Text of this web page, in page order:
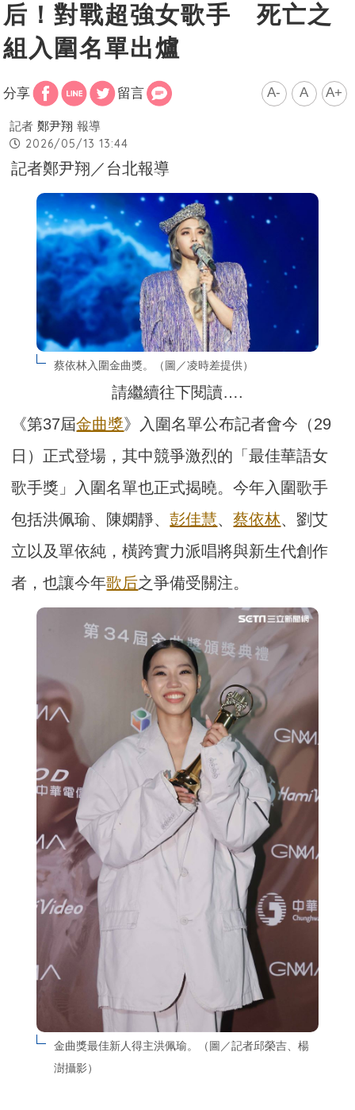
后！對戰超強女歌手 死亡之
組入圍名單出爐
分享 留言 A- A A+
記者 鄭尹翔 報導
2026/05/13 13:44
記者鄭尹翔／台北報導
蔡依林入圍金曲獎。（圖／凌時差提供）
請繼續往下閱讀….
《第37屆金曲獎》入圍名單公布記者會今（29
日）正式登場，其中競爭激烈的「最佳華語女
歌手獎」入圍名單也正式揭曉。今年入圍歌手
包括洪佩瑜、陳嫻靜、彭佳慧、蔡依林、劉艾
立以及單依純，橫跨實力派唱將與新生代創作
者，也讓今年歌后之爭備受關注。
金曲獎最佳新人得主洪佩瑜。（圖／記者邱榮吉、楊
澍攝影）